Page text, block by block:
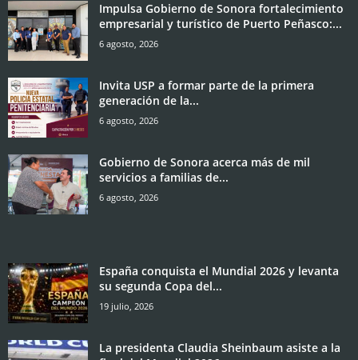
Impulsa Gobierno de Sonora fortalecimiento
empresarial y turístico de Puerto Peñasco:...
6 agosto, 2026
Invita USP a formar parte de la primera
generación de la...
6 agosto, 2026
Gobierno de Sonora acerca más de mil
servicios a familias de...
6 agosto, 2026
España conquista el Mundial 2026 y levanta
su segunda Copa del...
19 julio, 2026
La presidenta Claudia Sheinbaum asiste a la